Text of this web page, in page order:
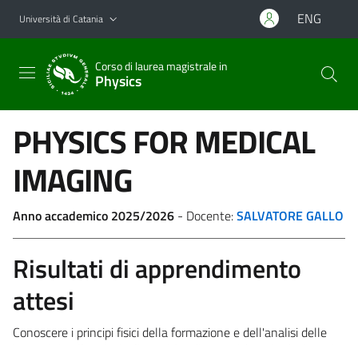
Vai al contenuto principale
Vai al menu di navigazione
Università di Catania ENG
Corso di laurea magistrale in
Physics
PHYSICS FOR MEDICAL
IMAGING
Anno accademico 2025/2026 - Docente:SALVATORE GALLO
Risultati di apprendimento
attesi
Conoscere i principi fisici della formazione e dell'analisi delle